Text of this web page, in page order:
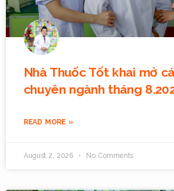
Nhà Thuốc Tốt khai mở
chuyên ngành tháng
READ MORE »
August 2, 2026 No Comments